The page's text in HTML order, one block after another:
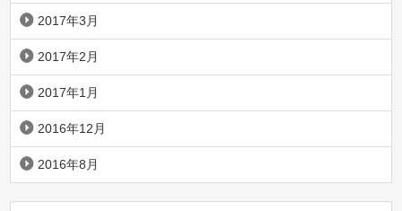
2017年3月
2017年2月
2017年1月
2016年12月
2016年8月